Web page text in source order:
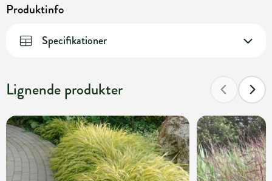
Produktinfo
Specifikationer
Lignende produkter